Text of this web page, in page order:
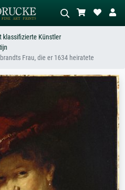
KI-Bildersuche
Wiese, Abstrakt mit viel Rot, Dunkles
klassifizierte Künstler
Frau, die er 1634 heiratete